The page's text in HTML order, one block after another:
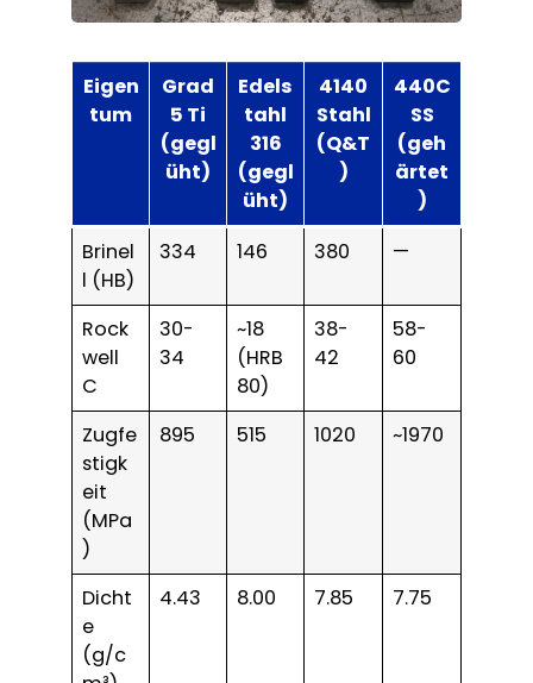
Eigen
tum
Grad
5 Ti
(gegl
üht)
Edels
tahl
316
(gegl
üht)
4140
Stahl
(Q&T
)
440C
SS
(geh
ärtet
)
Brinel
l (HB)
334 146 380 —
Rock
well
C
30-
34
~18
(HRB
80)
38-
42
58-
60
Zugfe
stigk
eit
(MPa
)
895 515 1020 ~1970
Dicht
e
(g/c
4.43 8.00 7.85 7.75